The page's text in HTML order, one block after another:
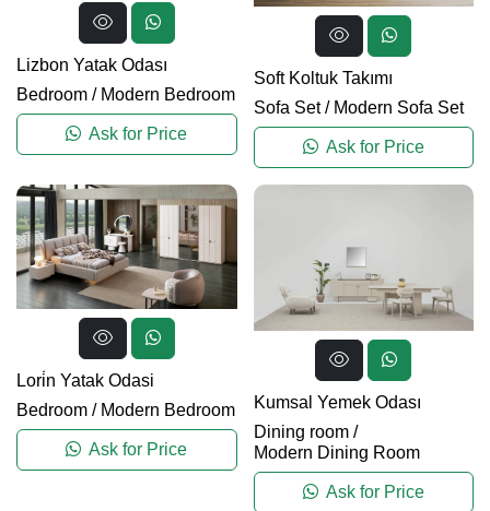
Lizbon Yatak Odası
Bedroom / Modern Bedroom
Ask for Price
Soft Koltuk Takımı
Sofa Set/ Modern Sofa Set
Ask for Price
Lori̇n Yatak Odasi
Bedroom / Modern Bedroom
Ask for Price
Kumsal Yemek Odası
Dining room/
Modern Dining Room
Ask for Price